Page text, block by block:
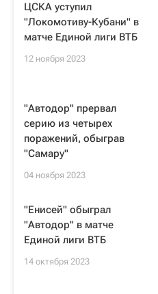
ЦСКА уступил
"Локомотиву-Кубани" в
матче Единой лиги ВТБ
12 ноября 2023
"Автодор" прервал
серию из четырех
поражений, обыграв
"Самару"
04 ноября 2023
"Енисей" обыграл
"Автодор" в матче
Единой лиги ВТБ
14 октября 2023